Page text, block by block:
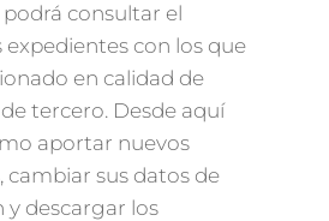
consultar el
expedientes con los que
en calidad de
tercero. Desde aquí
aportar nuevos
cambiar sus datos de
y descargar los